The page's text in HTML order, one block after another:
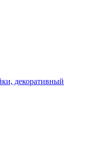
декоративный